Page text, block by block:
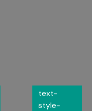
text-
style-